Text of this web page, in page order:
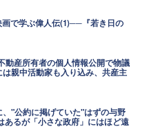
画で学ぶ偉人伝(1)──『若き日の
動産所有者の個人情報公開で物議
親中活動家も入り込み、共産主
"公約に掲げていた"はずの与野
あるが「小さな政府」にはほど遠